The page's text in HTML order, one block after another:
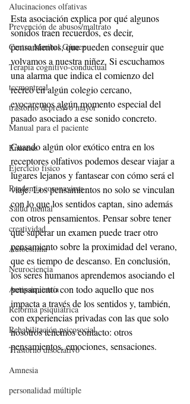
Alucinaciones olfativas
Prevención de abusos/maltrato
Centro Maribel Gámez
Terapia cognitivo-conductual
tccmontreal
trastorno depresivo mayor
Manual para el paciente
Enuresis
Ejercicio físico
Pandemia coronavirus
Salud mental
creatividad
Autoestima
Neurociencia
Antipsiquiatría
Reforma psiquiátrica
Rehabilitación psicosocial
Trastorno disociativo
Amnesia
personalidad múltiple
Esta asociación explica por qué algunos
sonidos traen recuerdos, es decir,
pensamientos, que pueden conseguir que
volvamos a nuestra niñez. Si escuchamos
una alarma que indica el comienzo del
recreo en algún colegio cercano,
evocaremos algún momento especial del
pasado asociado a ese sonido concreto.
Cuando algún olor exótico entra en los
receptores olfativos podemos desear viajar a
lugares lejanos y fantasear con cómo será el
viaje. Los pensamientos no solo se vinculan
con lo que los sentidos captan, sino además
con otros pensamientos. Pensar sobre tener
que superar un examen puede traer otro
pensamiento sobre la proximidad del verano,
que es tiempo de descanso. En conclusión,
los seres humanos aprendemos asociando el
pensamiento con todo aquello que nos
impacta a través de los sentidos y, también,
con experiencias privadas con las que solo
nosotros tenemos contacto: otros
pensamientos, emociones, sensaciones.